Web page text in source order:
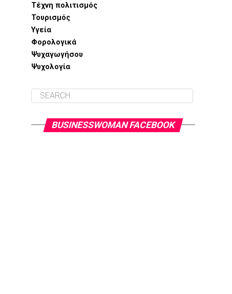
Τέχνη πολιτισμός
Τουρισμός
Υγεία
Φορολογικά
Ψυχαγωγήσου
Ψυχολογία
BUSINESSWOMAN FACEBOOK